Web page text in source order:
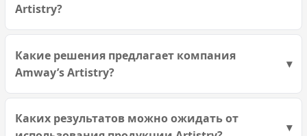
Artistry?
Какие решения предлагает компания
Amway’s Artistry?
Каких результатов можно ожидать от